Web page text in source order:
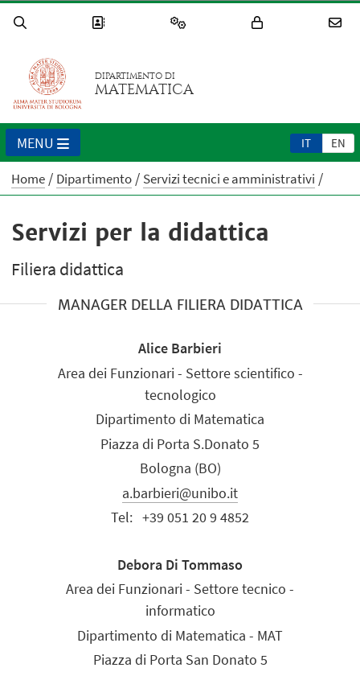
DIPARTIMENTO DI
MATEMATICA
IT EN
MENU
Home Dipartimento Servizi tecnici e amministrativi
Servizi per la didattica
Filiera didattica
MANAGER DELLA FILIERA DIDATTICA
Alice Barbieri
Area dei Funzionari - Settore scientifico -
tecnologico
Dipartimento di Matematica
Piazza di Porta S.Donato 5
Bologna (BO)
a.barbieri@unibo.it
Tel: +39 051 20 9 4852
Debora Di Tommaso
Area dei Funzionari - Settore tecnico -
informatico
Dipartimento di Matematica - MAT
Piazza di Porta San Donato 5